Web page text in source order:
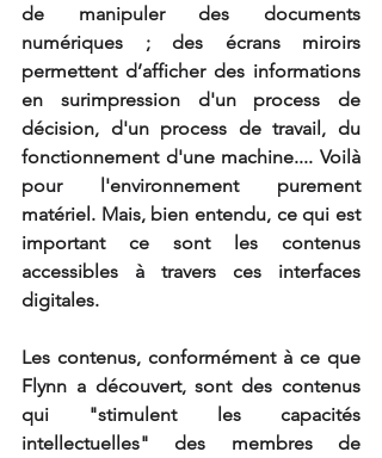
de manipuler des documents
numériques ; des écrans miroirs
permettent d’afficher des informations
en surimpression d'un process de
décision, d'un process de travail, du
fonctionnement d'une machine.... Voilà
pour l'environnement purement
matériel. Mais, bien entendu, ce qui est
important ce sont les contenus
accessibles à travers ces interfaces
digitales.
Les contenus, conformément à ce que
Flynn a découvert, sont des contenus
qui "stimulent les capacités
intellectuelles" des membres de